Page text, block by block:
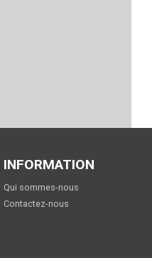
PROHANDS
RECOVER TACTICAL
INFORMATION
Qui sommes-nous
Contactez-nous